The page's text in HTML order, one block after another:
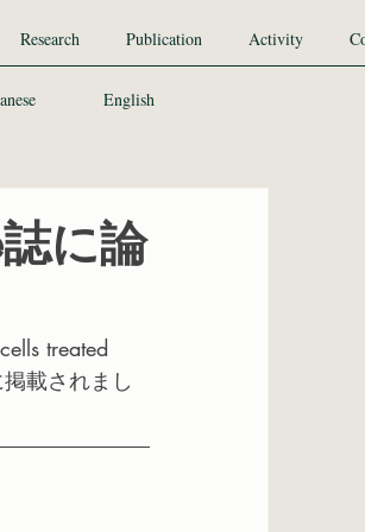
Research Publication Activity
English
に論
treated
載されまし